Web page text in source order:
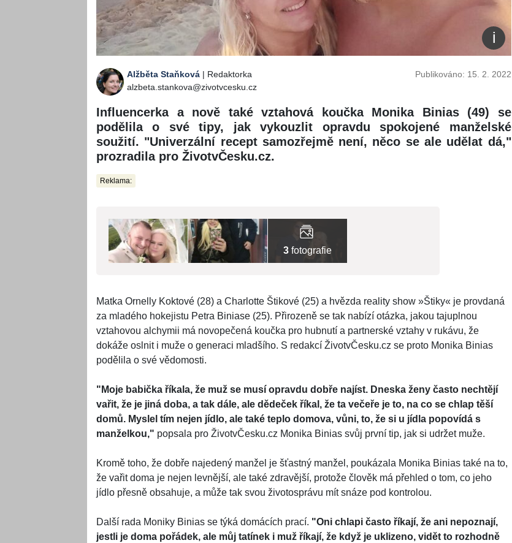
Alžběta Staňková | Redaktorka
alzbeta.stankova@zivotvcesku.cz
Publikováno: 15. 2. 2022
Influencerka a nově také vztahová koučka Monika Binias (49) se
podělila o své tipy, jak vykouzlit opravdu spokojené manželské
soužití. "Univerzální recept samozřejmě není, něco se ale udělat dá,"
prozradila pro ŽivotvČesku.cz.
Reklama:
3 fotografie
Matka Ornelly Koktové (28) a Charlotte Štikové (25) a hvězda reality show »Štiky« je provdaná
za mladého hokejistu Petra Biniase (25). Přirozeně se tak nabízí otázka, jakou tajuplnou
vztahovou alchymii má novopečená koučka pro hubnutí a partnerské vztahy v rukávu, že
dokáže oslnit i muže o generaci mladšího. S redakcí ŽivotvČesku.cz se proto Monika Binias
podělila o své vědomosti.
"Moje babička říkala, že muž se musí opravdu dobře najíst. Dneska ženy často nechtějí
vařit, že je jiná doba, a tak dále, ale dědeček říkal, že ta večeře je to, na co se chlap těší
domů. Myslel tím nejen jídlo, ale také teplo domova, vůni, to, že si u jídla popovídá s
manželkou," popsala pro ŽivotvČesku.cz Monika Binias svůj první tip, jak si udržet muže.
Kromě toho, že dobře najedený manžel je šťastný manžel, poukázala Monika Binias také na to,
že vařit doma je nejen levnější, ale také zdravější, protože člověk má přehled o tom, co jeho
jídlo přesně obsahuje, a může tak svou životosprávu mít snáze pod kontrolou.
Další rada Moniky Binias se týká domácích prací. "Oni chlapi často říkají, že ani nepoznají,
jestli je doma pořádek, ale můj tatínek i muž říkají, že když je uklizeno, vidět to rozhodně